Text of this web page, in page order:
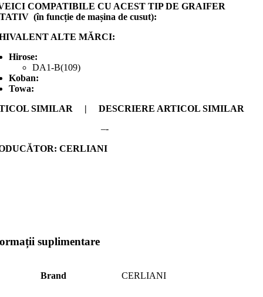
COMPATIBILE CU ACEST TIP DE GRAIFER
(în funcție de mașina de cusut):
ALTE MĂRCI:
Hirose:
DA1-B(109)
Koban:
Towa:
SIMILAR | DESCRIERE ARTICOL SIMILAR
–-
CERLIANI
suplimentare
Brand CERLIANI